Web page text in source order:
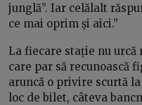
junglă”. Iar celălalt
ce mai oprim și aici.”
La fiecare stație nu
care par să recunoască
aruncă o privire scurtă
loc de bilet, câteva